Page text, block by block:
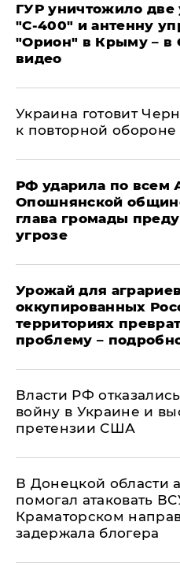
ГУР уничтожило две
"С‑400" и антенну
"Орион" в Крыму – в
видео
Украина готовит
к повторной обороне
РФ ударила по всем
Опошнянской
глава громады
угрозе
Урожай для
оккупированных
территориях
проблему –
Власти РФ
войну в Украине и
претензии США
В Донецкой области
помогал атаковать
Краматорском
задержала блогера